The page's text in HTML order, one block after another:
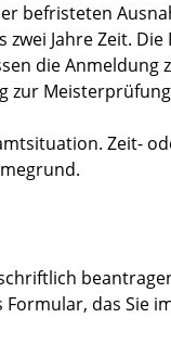
befristeten
Jahre Zeit.
die Anmeldung
zur
Zeit-
Formular, das Sie